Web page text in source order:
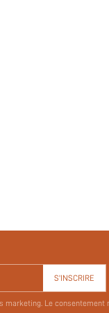
S'INSCRIRE
Le